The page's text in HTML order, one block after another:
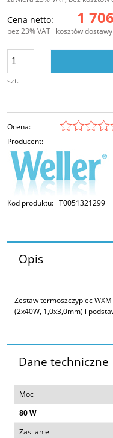
Cena netto: 1
bez 23% VAT i kosztów dostawy
szt.
Ocena:
Producent:
Kod produktu: T0051321299
Opis
Zestaw termoszczypiec
(2x40W, 1,0x3,0mm) i
Dane techniczne
Moc
80 W
Zasilanie